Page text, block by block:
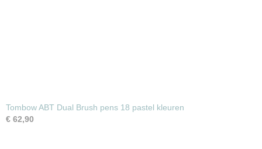
Tombow ABT Dual Brush pens 18 pastel kleuren
€ 62,90